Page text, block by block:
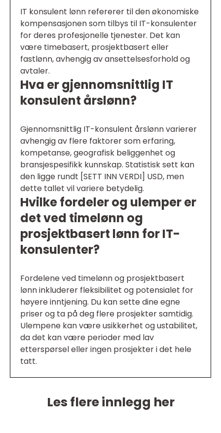
IT konsulent lønn refererer til den økonomiske
kompensasjonen som tilbys til IT-konsulenter
for deres profesjonelle tjenester. Det kan
være timebasert, prosjektbasert eller
fastlønn, avhengig av ansettelsesforhold og
avtaler.
Hva er gjennomsnittlig IT
konsulent årslønn?
Gjennomsnittlig IT-konsulent årslønn varierer
avhengig av flere faktorer som erfaring,
kompetanse, geografisk beliggenhet og
bransjespesifikk kunnskap. Statistisk sett kan
den ligge rundt [SETT INN VERDI] USD, men
dette tallet vil variere betydelig.
Hvilke fordeler og ulemper er
det ved timelønn og
prosjektbasert lønn for IT-
konsulenter?
Fordelene ved timelønn og prosjektbasert
lønn inkluderer fleksibilitet og potensialet for
høyere inntjening. Du kan sette dine egne
priser og ta på deg flere prosjekter samtidig.
Ulempene kan være usikkerhet og ustabilitet,
da det kan være perioder med lav
etterspørsel eller ingen prosjekter i det hele
tatt.
Les flere innlegg her